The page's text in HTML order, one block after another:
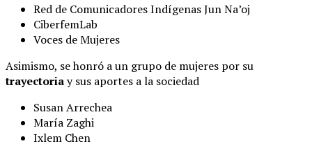
Red de Comunicadores Indígenas Jun Na’oj
CiberfemLab
Voces de Mujeres
Asimismo, se honró a un grupo de mujeres por su
trayectoriay sus aportes a la sociedad
Susan Arrechea
María Zaghi
Ixlem Chen